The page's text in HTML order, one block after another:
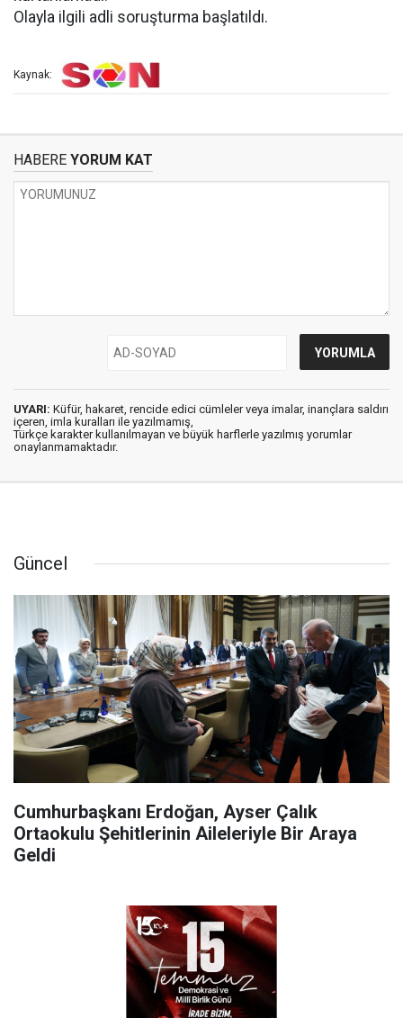
Olayla ilgili adli soruşturma başlatıldı.
Kaynak:
HABERE YORUM KAT
UYARI: Küfür, hakaret, rencide edici cümleler veya imalar, inançlara saldırı
içeren, imla kuralları ile yazılmamış,
Türkçe karakter kullanılmayan ve büyük harflerle yazılmış yorumlar
onaylanmamaktadır.
Güncel
Cumhurbaşkanı Erdoğan, Ayser Çalık
Ortaokulu Şehitlerinin Aileleriyle Bir Araya
Geldi